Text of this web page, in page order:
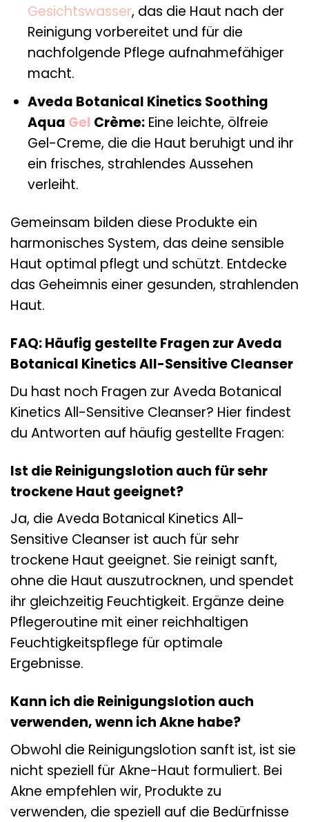
Gesichtswasser, das die Haut nach der
Reinigung vorbereitet und für die
nachfolgende Pflege aufnahmefähiger
macht.
Aveda Botanical Kinetics Soothing
Aqua Gel Crème:Eine leichte, ölfreie
Gel-Creme, die die Haut beruhigt und ihr
ein frisches, strahlendes Aussehen
verleiht.
Gemeinsam bilden diese Produkte ein
harmonisches System, das deine sensible
Haut optimal pflegt und schützt. Entdecke
das Geheimnis einer gesunden, strahlenden
Haut.
FAQ: Häufig gestellte Fragen zur Aveda
Botanical Kinetics All-Sensitive Cleanser
Du hast noch Fragen zur Aveda Botanical
Kinetics All-Sensitive Cleanser? Hier findest
du Antworten auf häufig gestellte Fragen:
Ist die Reinigungslotion auch für sehr
trockene Haut geeignet?
Ja, die Aveda Botanical Kinetics All-
Sensitive Cleanser ist auch für sehr
trockene Haut geeignet. Sie reinigt sanft,
ohne die Haut auszutrocknen, und spendet
ihr gleichzeitig Feuchtigkeit. Ergänze deine
Pflegeroutine mit einer reichhaltigen
Feuchtigkeitspflege für optimale
Ergebnisse.
Kann ich die Reinigungslotion auch
verwenden, wenn ich Akne habe?
Obwohl die Reinigungslotion sanft ist, ist sie
nicht speziell für Akne-Haut formuliert. Bei
Akne empfehlen wir, Produkte zu
verwenden, die speziell auf die Bedürfnisse